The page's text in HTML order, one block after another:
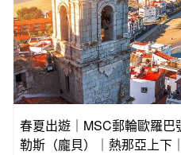
春夏出遊｜MSC郵輪歐羅
勒斯（龐貝）｜熱那亞上下